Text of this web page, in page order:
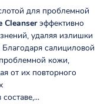
для проблемной
Cleanserэффективно
удаляя излишки
салициловой
кожи,
от их повторного